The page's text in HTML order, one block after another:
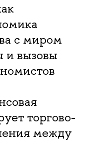
с миром
вызовы
торгово-
между